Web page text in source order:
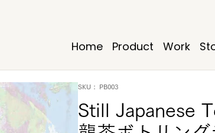
Home Product Work
SKU： PB003
Still Japanese